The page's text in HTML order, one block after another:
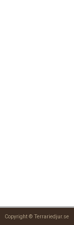
Copyright © Terrariedjur.se